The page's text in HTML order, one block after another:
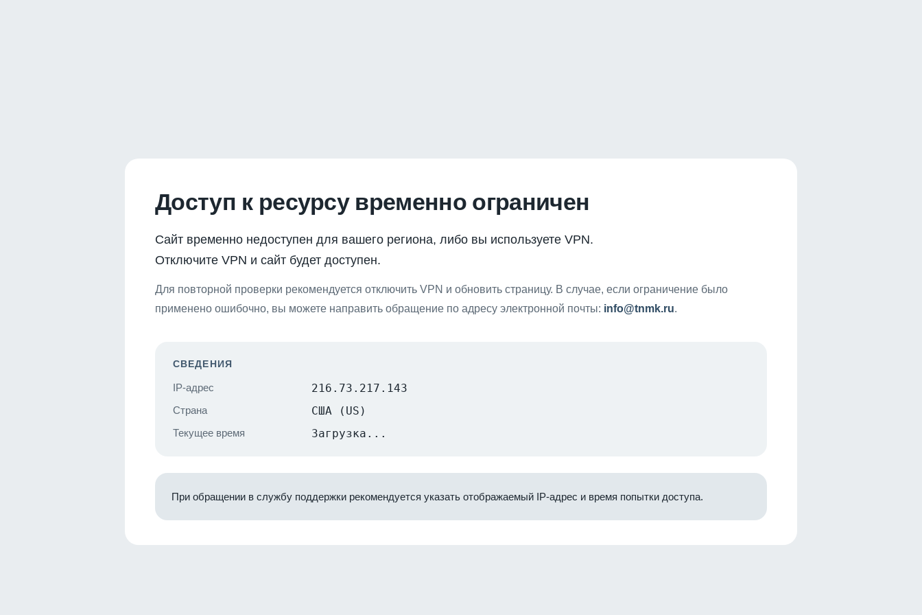
Доступ к ресурсу временно ограничен
Сайт временно недоступен для вашего региона, либо вы используете VPN.
Отключите VPN и сайт будет доступен.
Для повторной проверки рекомендуется отключить VPN и обновить страницу. В случае, если ограничение было
применено ошибочно, вы можете направить обращение по адресу электронной почты: info@tnmk.ru.
СВЕДЕНИЯ
IP-адрес 216.73.217.143
Страна США (US)
Текущее время Загрузка...
При обращении в службу поддержки рекомендуется указать отображаемый IP-адрес и время попытки доступа.